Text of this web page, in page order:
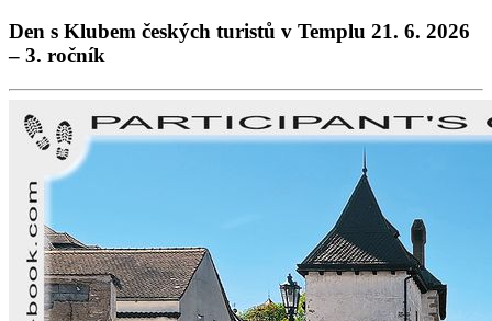
Den s Klubem českých turistů v Templu 21. 6. 2026
– 3. ročník